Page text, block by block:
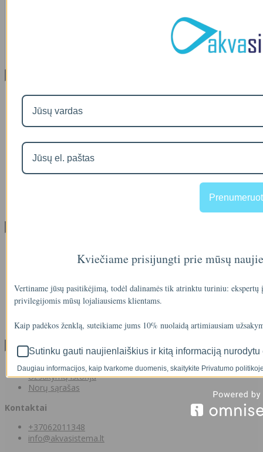
IŠMANAUS VANDENS NUOTĖKIO DETEKTORIAUS PRIEDAS
Apie mus
Prekių pristatymas
Prekių grąžinimas
Apsipirkimo sąlygos ir taisyklės
Garantijos
NEMOKAMI VANDENS TYRIMAI
Privatumo politika
Atsiskaitymas IŠSIMOKĖTINAI
Prekės su nuolaida
Partnerystės programa
Dovanų kuponai
Kontaktai
Klientams
Klientams
Užsakymų istorija
Norų sąrašas
Kontaktai
+37062011348
info@akvasistema.lt
Kviečiame prisijungti prie mūsų
Vertiname jūsų pasitikėjimą, todėl dalinamės tik atrinktu turiniu:
privilegijomis mūsų lojaliausiems klientams.
Kaip padėkos ženklą, suteikiame jums 10% nuolaidą artimiausiam
Sutinku gauti naujienlaiškius ir kitą informaciją
Daugiau informacijos, kaip tvarkome duomenis, skaitykite Privatumo